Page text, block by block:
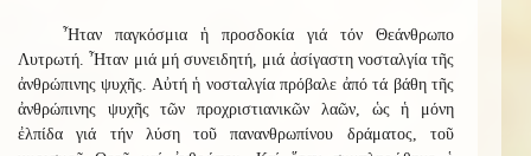
Ἦταν παγκόσμια ἡ προσδοκία γιά τόν Θεάνθρωπο
Λυτρωτή. Ἦταν μιά μή συνειδητή, μιά ἀσίγαστη νοσταλγία τῆς
ἀνθρώπινης ψυχῆς. Αὐτή ἡ νοσταλγία πρόβαλε ἀπό τά βάθη τῆς
ἀνθρώπινης ψυχῆς τῶν προχριστιανικῶν λαῶν, ὡς ἡ μόνη
ἐλπίδα γιά τήν λύση τοῦ πανανθρωπίνου δράματος, τοῦ